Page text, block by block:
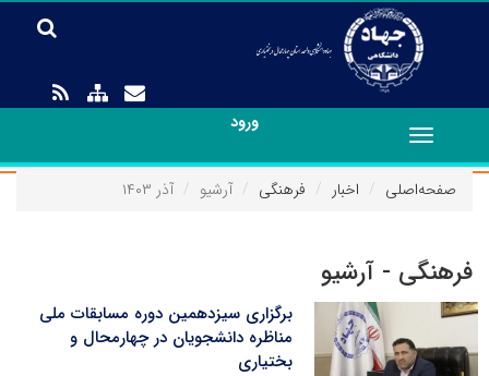
ورود
Toggle
navigation
صفحه‌اصلی
اخبار فرهنگی آرشیو آذر ۱۴۰۳
فرهنگی - آرشیو
برگزاری سیزدهمین دوره مسابقات ملی
مناظره دانشجویان در چهارمحال و
بختیاری